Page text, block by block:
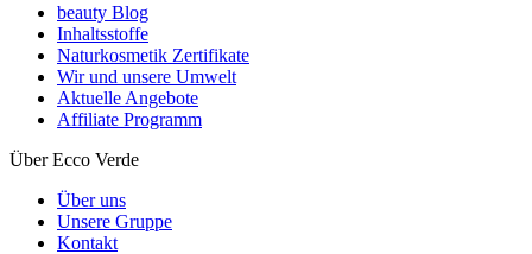
beauty Blog
Inhaltsstoffe
Naturkosmetik Zertifikate
Wir und unsere Umwelt
Aktuelle Angebote
Affiliate Programm
Über Ecco Verde
Über uns
Unsere Gruppe
Kontakt